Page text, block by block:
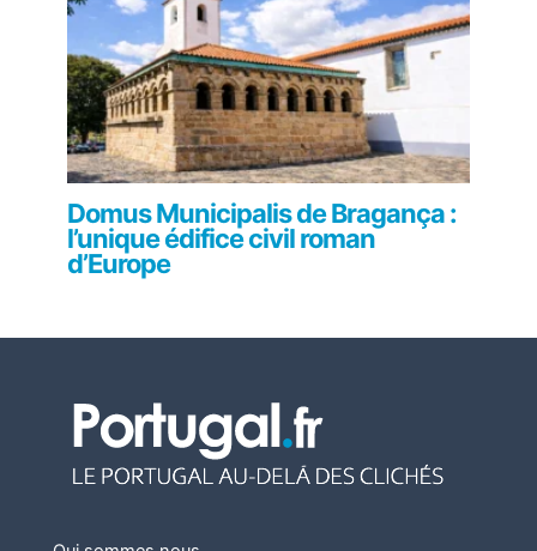
Domus Municipalis de Bragança :
l’unique édifice civil roman
d’Europe